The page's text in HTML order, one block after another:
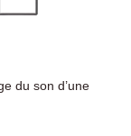
du son d’une